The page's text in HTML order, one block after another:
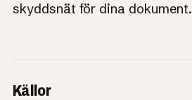
skyddsnät för dina dokument.
Källor